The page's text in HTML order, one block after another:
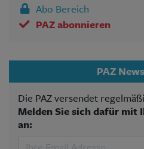
Abo Bereich
PAZ abonnieren
PAZ
Die PAZ versendet
Melden Sie sich dafür mit
an: